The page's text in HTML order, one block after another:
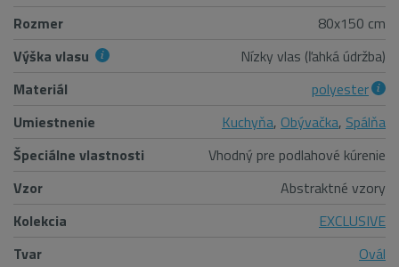
Rozmer
80x150 cm
Výška vlasu
Nízky vlas (ľahká údržba)
Materiál
polyester
Umiestnenie
Kuchyňa, Obývačka, Spálňa
Špeciálne vlastnosti
Vhodný pre podlahové kúrenie
Vzor
Abstraktné vzory
Kolekcia
EXCLUSIVE
Tvar
Ovál